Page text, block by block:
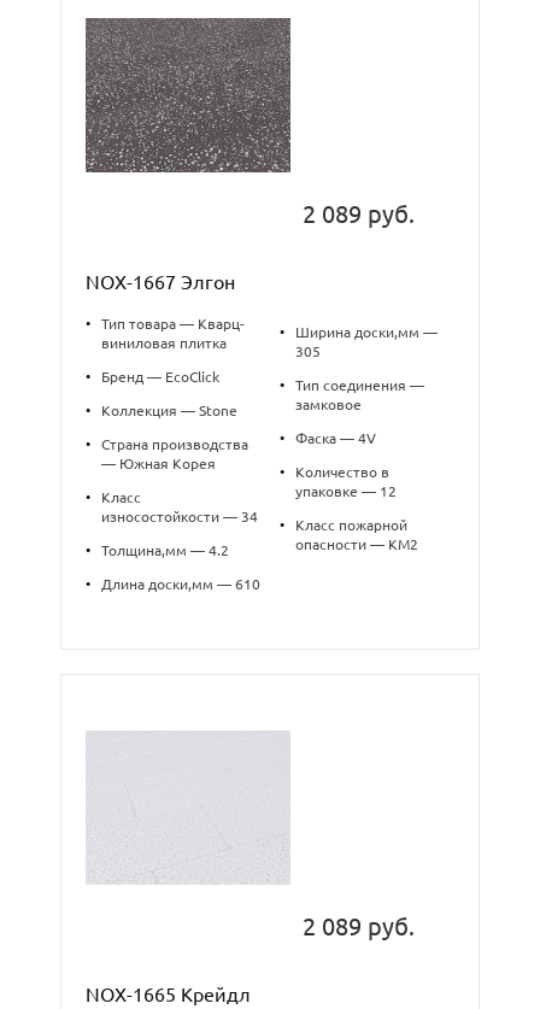
2 089 руб.
NOX-1667 Элгон
•
Тип товара — Кварц-
виниловая плитка
• Бренд — EcoClick
• Коллекция — Stone
•
Страна производства
— Южная Корея
•
Класс
износостойкости — 34
• Толщина,мм — 4.2
• Длина доски,мм — 610
•
Ширина доски,мм —
305
•
Тип соединения —
замковое
• Фаска — 4V
•
Количество в
упаковке — 12
•
Класс пожарной
опасности — КМ2
2 089 руб.
NOX-1665 Крейдл